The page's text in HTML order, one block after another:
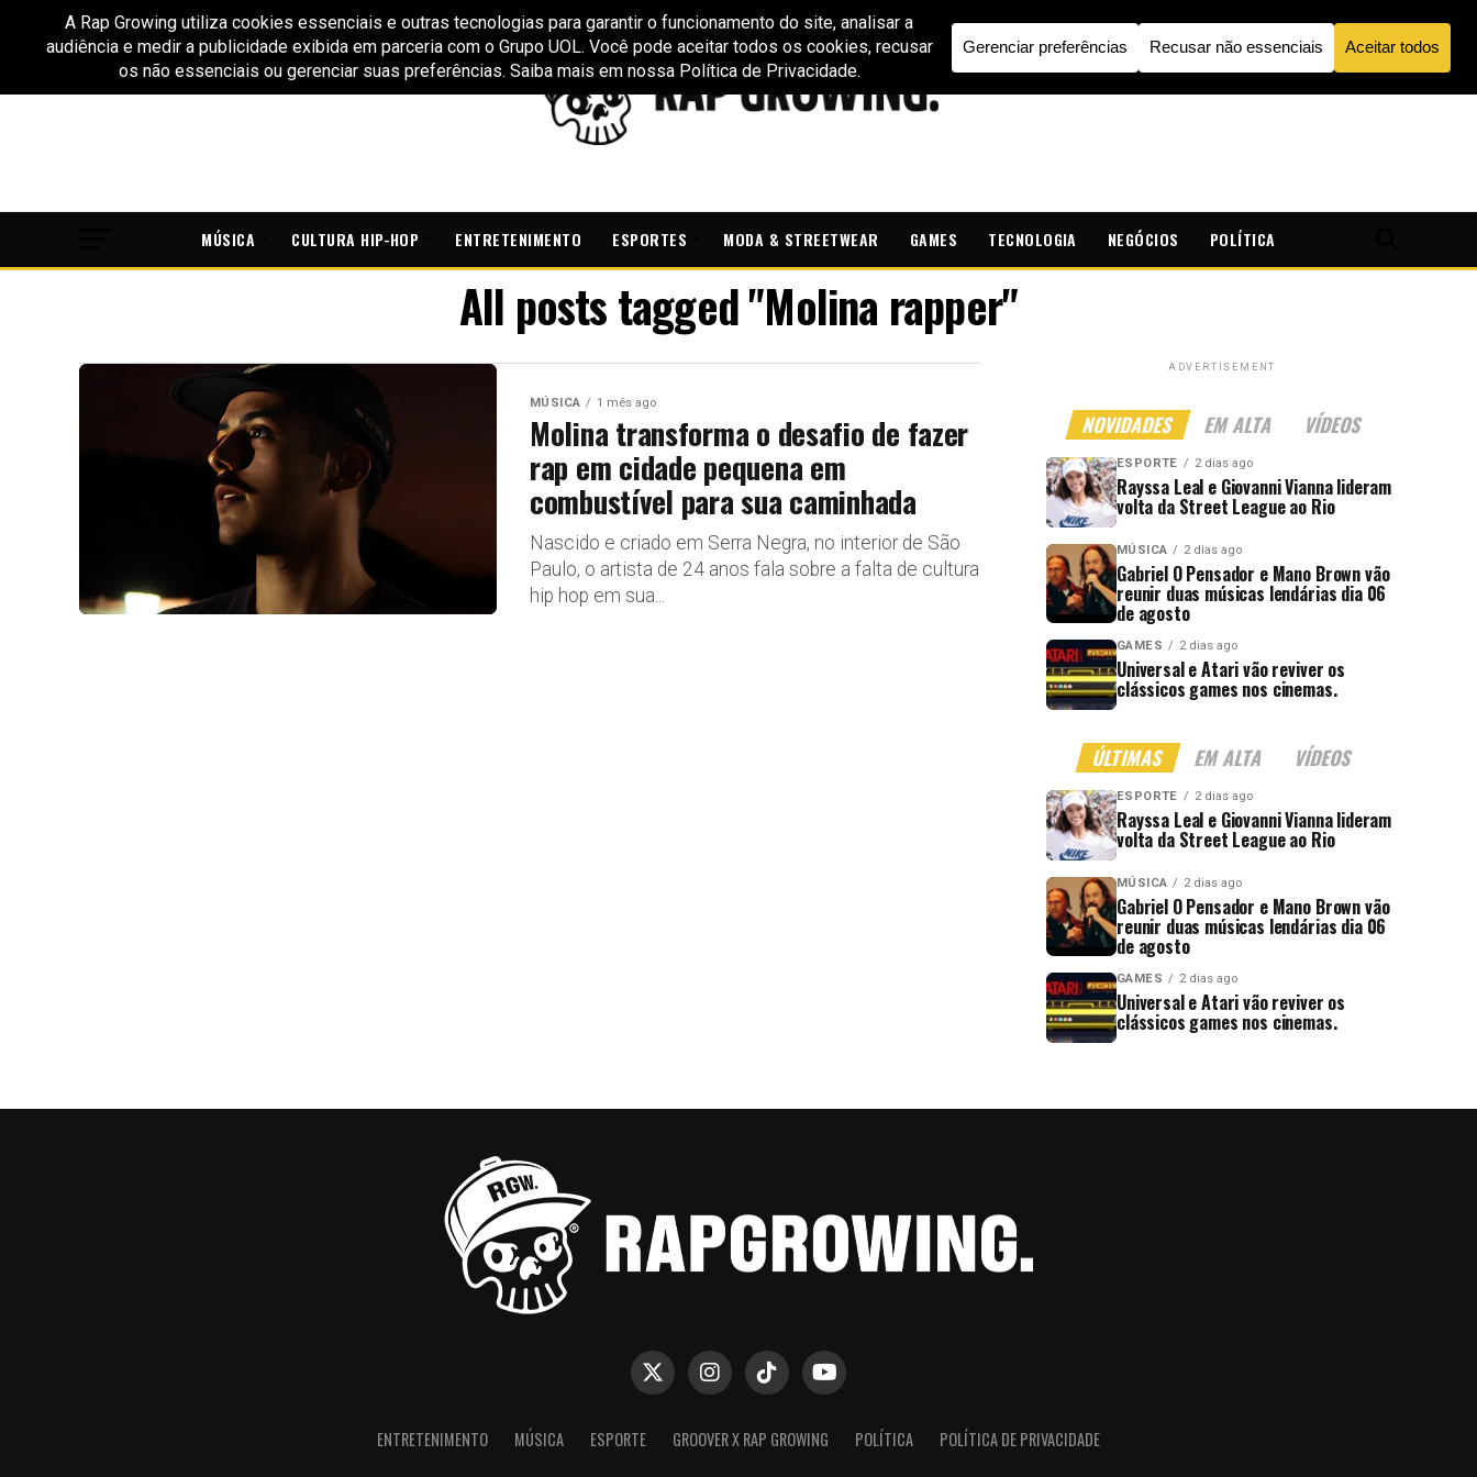
MÚSICA CULTURA HIP-HOP ENTRETENIMENTO ESPORTES MODA & STREETWEAR GAMES TECNOLOGIA NEGÓCIOS POLÍTICA
All posts tagged "Molina rapper"
MÚSICA 1 mês ago
Molina transforma o desafio de fazer
rap em cidade pequena em
combustível para sua caminhada
Nascido e criado em Serra Negra, no interior de São
Paulo, o artista de 24 anos fala sobre a falta de cultura
hip hop em sua...
ADVERTISEMENT
NOVIDADES EM ALTA VÍDEOS
ESPORTE 2 dias ago
Rayssa Leal e Giovanni Vianna lideram
volta da Street League ao Rio
MÚSICA 2 dias ago
Gabriel O Pensador e Mano Brown vão
reunir duas músicas lendárias dia 06
de agosto
GAMES 2 dias ago
Universal e Atari vão reviver os
clássicos games nos cinemas.
ÚLTIMAS EM ALTA VÍDEOS
ESPORTE 2 dias ago
Rayssa Leal e Giovanni Vianna lideram
volta da Street League ao Rio
MÚSICA 2 dias ago
Gabriel O Pensador e Mano Brown vão
reunir duas músicas lendárias dia 06
de agosto
GAMES 2 dias ago
Universal e Atari vão reviver os
clássicos games nos cinemas.
ENTRETENIMENTO MÚSICA ESPORTE GROOVER X RAP GROWING POLÍTICA POLÍTICA DE PRIVACIDADE